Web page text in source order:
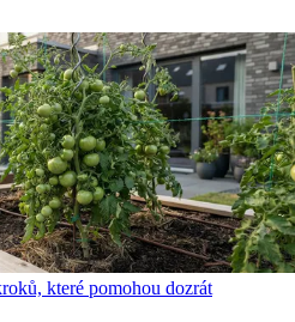
které pomohou dozrát